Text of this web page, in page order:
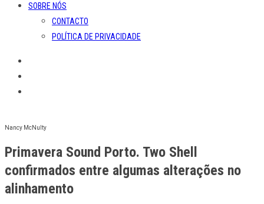
SOBRE NÓS
CONTACTO
POLÍTICA DE PRIVACIDADE
Nancy McNulty
Primavera Sound Porto. Two Shell
confirmados entre algumas alterações no
alinhamento